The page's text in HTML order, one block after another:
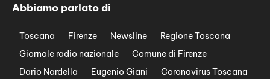
Abbiamo parlato di
Toscana Firenze Newsline
Regione Toscana
Giornale radio nazionale
Comune di Firenze
Dario Nardella
Eugenio Giani
Coronavirus Toscana